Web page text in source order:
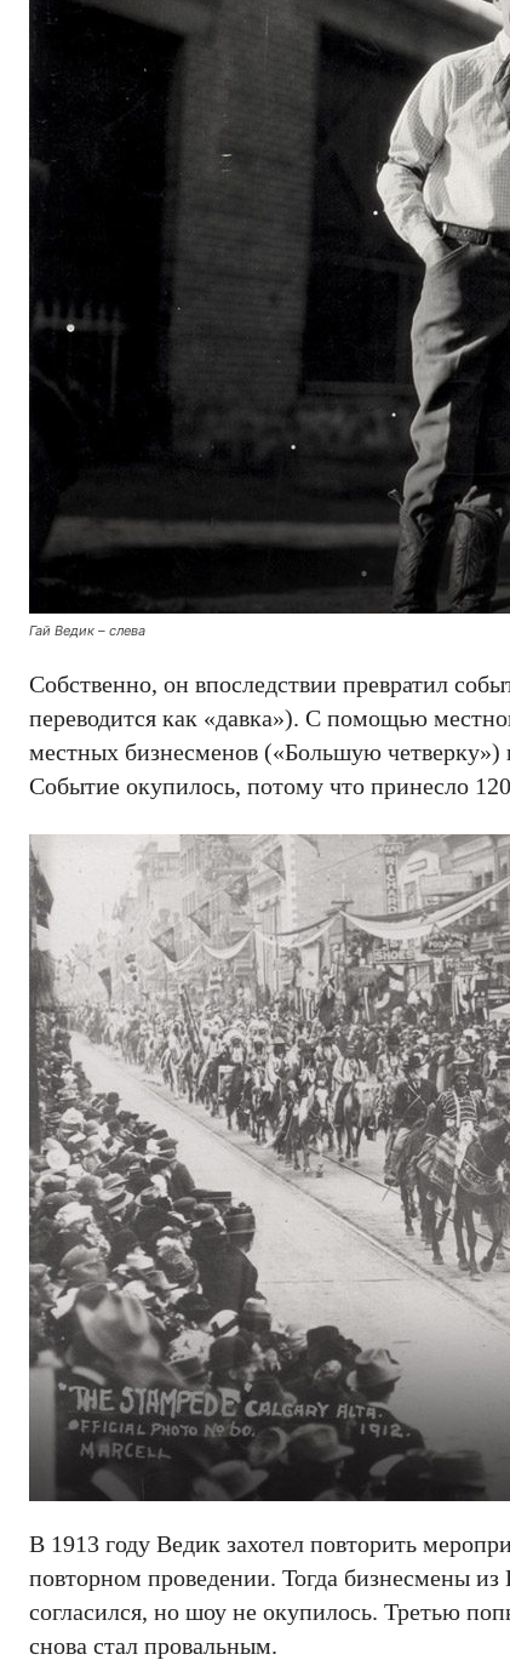
Гай Ведик – слева
Собственно, он впоследствии превратил
переводится как «давка»). С помощью
местных бизнесменов («Большую четверку»)
Событие окупилось, потому что принесло
В 1913 году Ведик захотел повторить
повторном проведении. Тогда бизнесмены
согласился, но шоу не окупилось. Третью
снова стал провальным.